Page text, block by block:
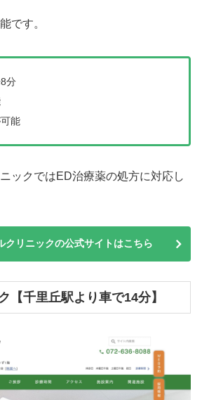
です。
分
能
ックではED治療薬の処方に対応し
クリニックの公式サイトはこちら
【千里丘駅より車で14分】